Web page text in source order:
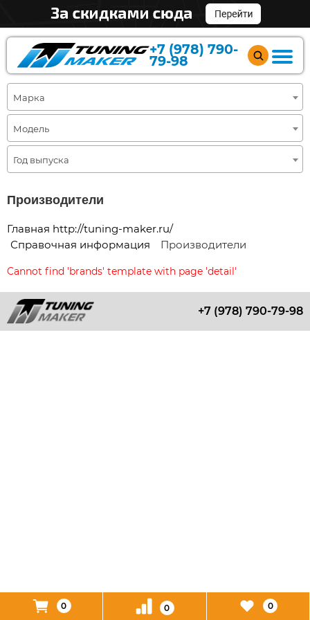
+7 (978) 790-
79-98
Марка
Модель
Год выпуска
Производители
Главная http://tuning-maker.ru/
Справочная информация
Производители
Cannot find 'brands' template with page 'detail'
+7 (978) 790-79-98
0 0 0